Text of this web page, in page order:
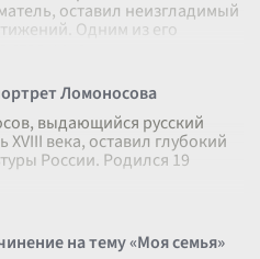
оставил неизгладимый
Одним из его
кине
Ломоносова
выдающийся русский
века, оставил глубокий
России. Родился 19
на тему «Моя семья»